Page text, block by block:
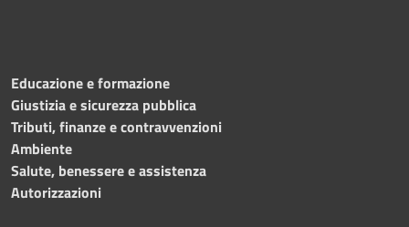
Educazione e formazione
Giustizia e sicurezza pubblica
Tributi, finanze e contravvenzioni
Ambiente
Salute, benessere e assistenza
Autorizzazioni